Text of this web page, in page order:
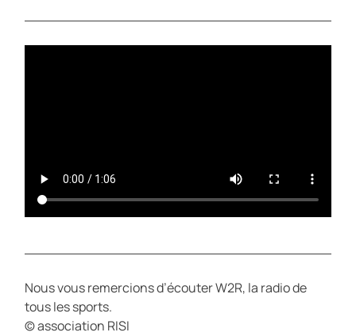
A
T
Nous vous remercions d’écouter W2R, la radio de
tous les sports.
© association RISI